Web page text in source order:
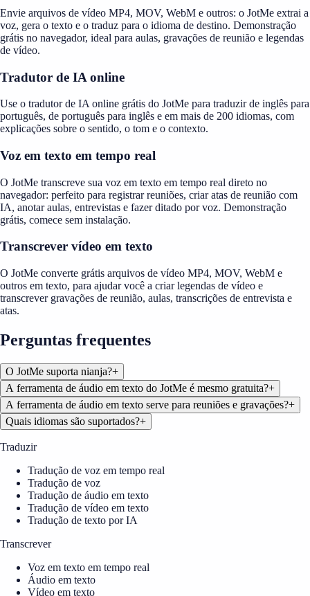
Envie arquivos de vídeo MP4, MOV, WebM e outros: o JotMe extrai a
voz, gera o texto e o traduz para o idioma de destino. Demonstração
grátis no navegador, ideal para aulas, gravações de reunião e legendas
de vídeo.
Tradutor de IA online
Use o tradutor de IA online grátis do JotMe para traduzir de inglês para
português, de português para inglês e em mais de 200 idiomas, com
explicações sobre o sentido, o tom e o contexto.
Voz em texto em tempo real
O JotMe transcreve sua voz em texto em tempo real direto no
navegador: perfeito para registrar reuniões, criar atas de reunião com
IA, anotar aulas, entrevistas e fazer ditado por voz. Demonstração
grátis, comece sem instalação.
Transcrever vídeo em texto
O JotMe converte grátis arquivos de vídeo MP4, MOV, WebM e
outros em texto, para ajudar você a criar legendas de vídeo e
transcrever gravações de reunião, aulas, transcrições de entrevista e
atas.
Perguntas frequentes
O JotMe suporta nianja?+
A ferramenta de áudio em texto do JotMe é mesmo gratuita?+
A ferramenta de áudio em texto serve para reuniões e gravações?+
Quais idiomas são suportados?+
Traduzir
Tradução de voz em tempo real
Tradução de voz
Tradução de áudio em texto
Tradução de vídeo em texto
Tradução de texto por IA
Transcrever
Voz em texto em tempo real
Áudio em texto
Vídeo em texto